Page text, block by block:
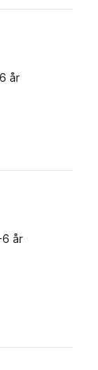
år
6 år
röster: